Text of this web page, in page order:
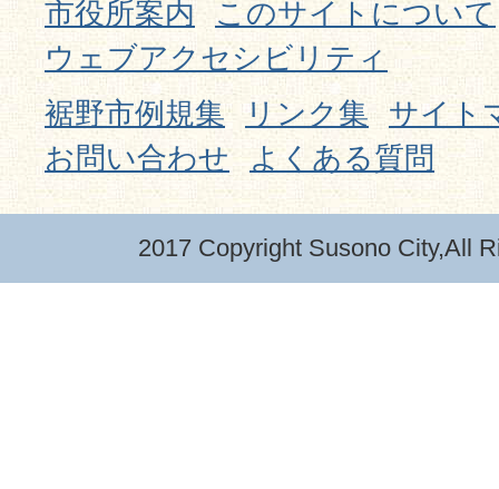
市役所案内
このサイトについて
ウェブアクセシビリティ
裾野市例規集
リンク集
サイト
お問い合わせ
よくある質問
2017 Copyright Susono City,All